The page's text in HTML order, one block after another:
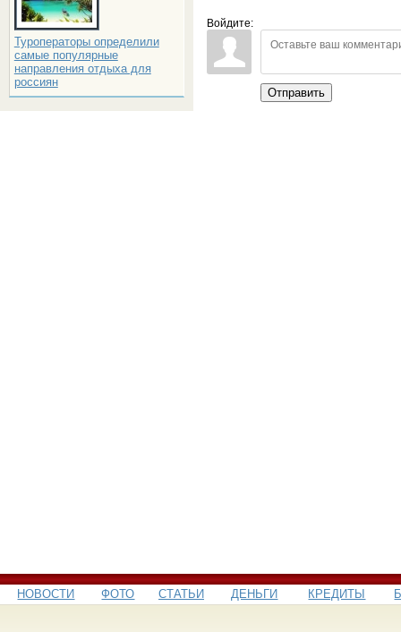
Туроператоры определили
самые популярные
направления отдыха для
россиян
Войдите:
Отправить
НОВОСТИ ФОТО СТАТЬИ ДЕНЬГИ КРЕДИТЫ